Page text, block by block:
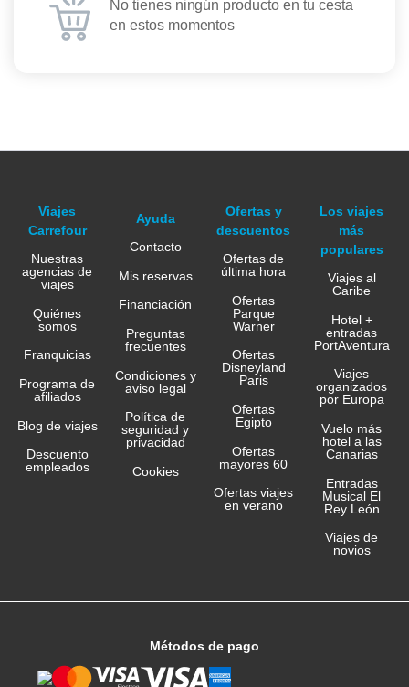
No tienes ningún producto en tu cesta
en estos momentos
Viajes
Carrefour
Nuestras
agencias de
viajes
Quiénes
somos
Franquicias
Programa de
afiliados
Blog de viajes
Descuento
empleados
Ayuda
Contacto
Mis reservas
Financiación
Preguntas
frecuentes
Condiciones y
aviso legal
Política de
seguridad y
privacidad
Cookies
Ofertas y
descuentos
Ofertas de
última hora
Ofertas
Parque
Warner
Ofertas
Disneyland
Paris
Ofertas
Egipto
Ofertas
mayores 60
Ofertas viajes
en verano
Los viajes
más
populares
Viajes al
Caribe
Hotel +
entradas
PortAventura
Viajes
organizados
por Europa
Vuelo más
hotel a las
Canarias
Entradas
Musical El
Rey León
Viajes de
novios
Métodos de pago